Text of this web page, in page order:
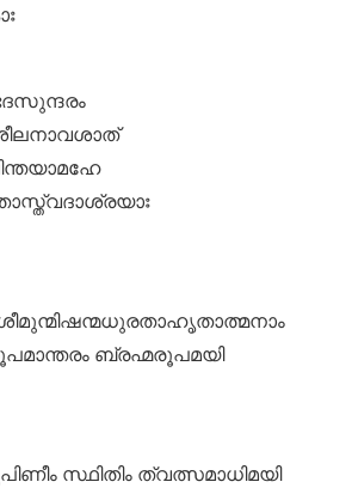
ബ്രഹ്മരൂപമയി
സ്ഥിതിം ത്വത്സമാധിമയി